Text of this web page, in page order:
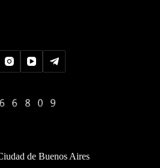
de Buenos Aires